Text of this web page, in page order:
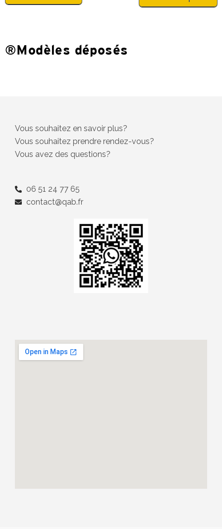
®Modèles déposés
Vous souhaitez en savoir plus?
Vous souhaitez prendre rendez-vous?
Vous avez des questions?
06 51 24 77 65
contact@qab.fr